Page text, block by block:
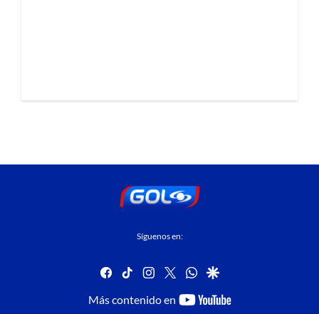
Síguenos en:
facebook
tiktok instagram
twitterwhatsapp
google
Más contenido en
youtube-